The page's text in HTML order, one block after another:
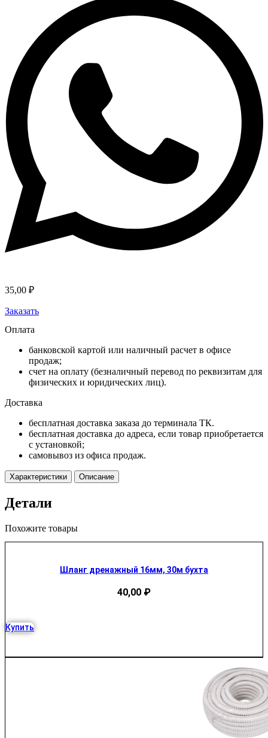
35,00 ₽
Заказать
Оплата
банковской картой или наличный расчет в офисе
продаж;
счет на оплату (безналичный перевод по реквизитам для
физических и юридических лиц).
Доставка
бесплатная доставка заказа до терминала ТК.
бесплатная доставка до адреса, если товар приобретается
с установкой;
самовывоз из офиса продаж.
Характеристики Описание
Детали
Похожите товары
Шланг дренажный 16мм, 30м бухта
40,00 ₽
Купить